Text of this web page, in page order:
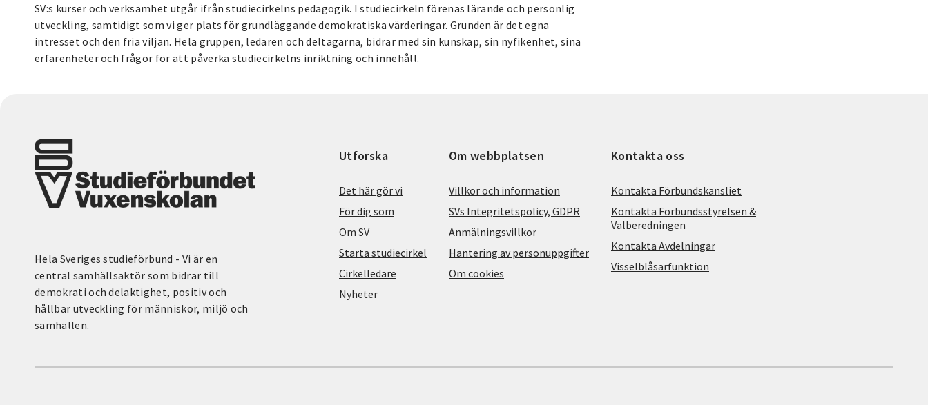
SV:s kurser och verksamhet utgår ifrån studiecirkelns pedagogik. I studiecirkeln förenas lärande och personlig
utveckling, samtidigt som vi ger plats för grundläggande demokratiska värderingar. Grunden är det egna
intresset och den fria viljan. Hela gruppen, ledaren och deltagarna, bidrar med sin kunskap, sin nyfikenhet, sina
erfarenheter och frågor för att påverka studiecirkelns inriktning och innehåll.
Hela Sveriges studieförbund - Vi är en
central samhällsaktör som bidrar till
demokrati och delaktighet, positiv och
hållbar utveckling för människor, miljö och
samhällen.
Utforska
Det här gör vi
För dig som
Om SV
Starta studiecirkel
Cirkelledare
Nyheter
Om webbplatsen
Villkor och information
SVs Integritetspolicy, GDPR
Anmälningsvillkor
Hantering av personuppgifter
Om cookies
Kontakta oss
Kontakta Förbundskansliet
Kontakta Förbundsstyrelsen &
Valberedningen
Kontakta Avdelningar
Visselblåsarfunktion